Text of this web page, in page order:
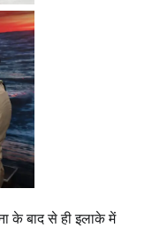
के बाद से ही इलाके में